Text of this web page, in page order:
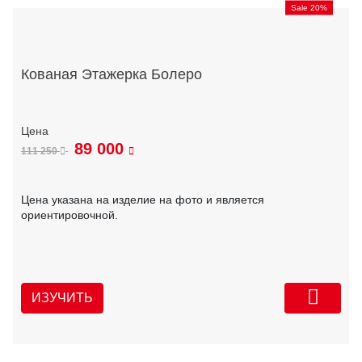
Sale 20%
Кованая Этажерка Болеро
111 250 89 000
Цена указана на изделие на фото и является
ориентировочной.
ИЗУЧИТЬ